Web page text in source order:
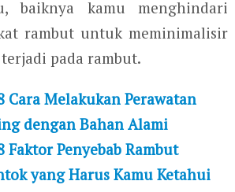
baiknya kamu menghindari
rambut untuk meminimalisir
pada rambut.
Cara Melakukan Perawatan
dengan Bahan Alami
Faktor Penyebab Rambut
yang Harus Kamu Ketahui